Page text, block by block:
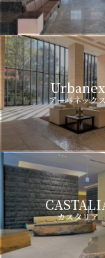
Urbanex
アーバネックス
カスタリア